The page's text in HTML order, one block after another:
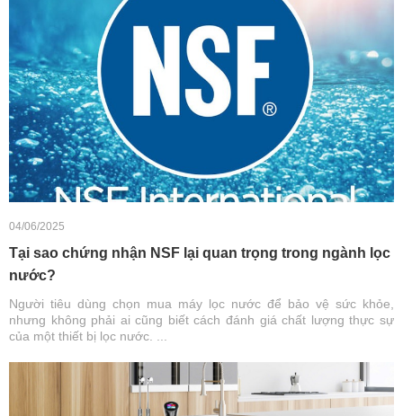
04/06/2025
Tại sao chứng nhận NSF lại quan trọng trong ngành lọc
nước?
Người tiêu dùng chọn mua máy lọc nước để bảo vệ sức khỏe,
nhưng không phải ai cũng biết cách đánh giá chất lượng thực sự
của một thiết bị lọc nước. ...